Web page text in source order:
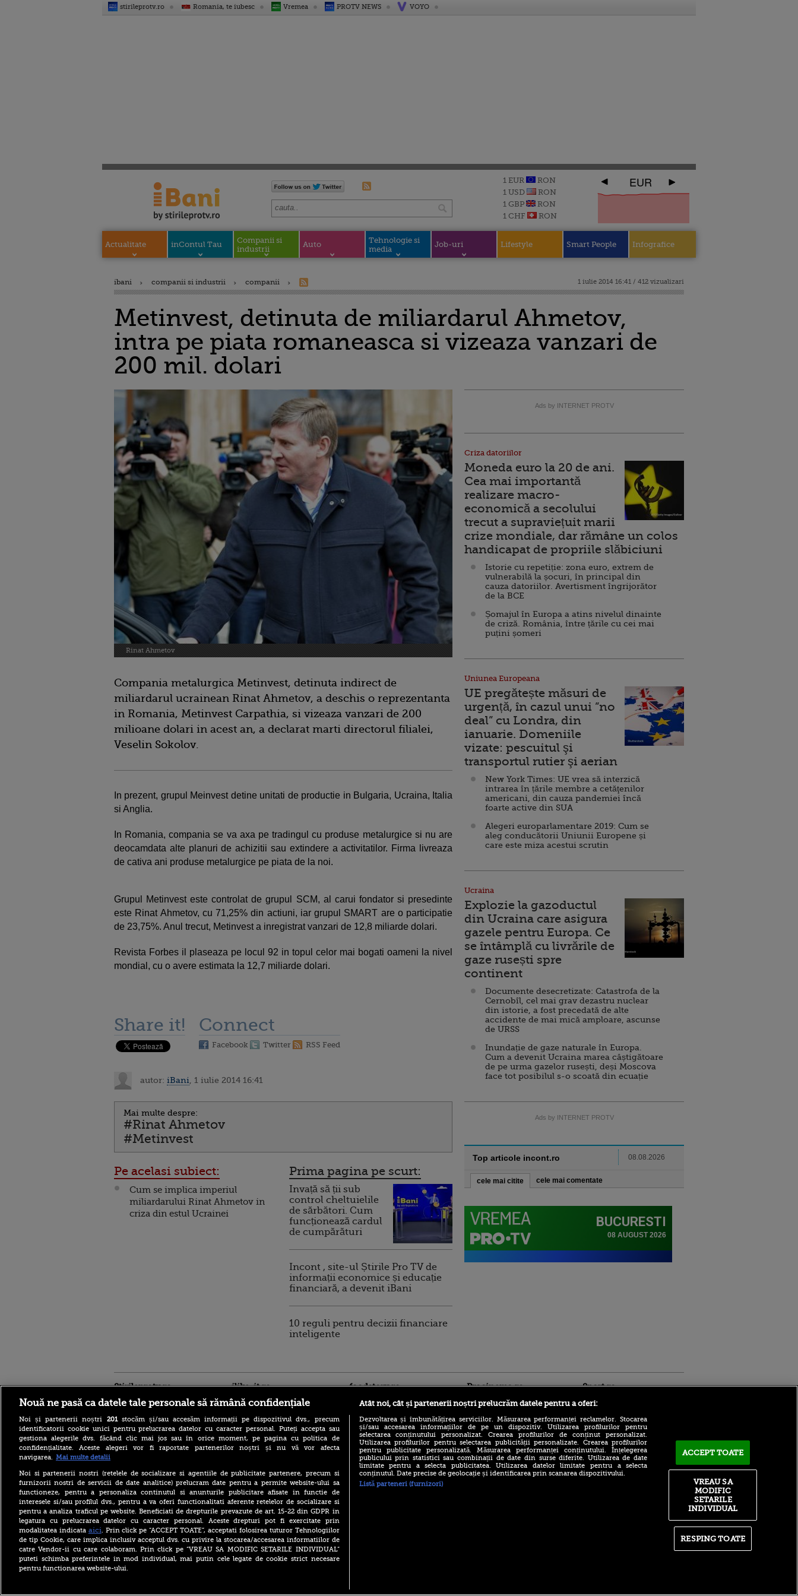
stirileprotv.ro Romania, te iubesc Vremea PROTV NEWS VOYO
1 EUR
RON
1 USD
RON
1 GBP
RON
1 CHF
RON
EUR
Actualitate inContul Tau
Companii si
industrii
Auto
Tehnologie si
media
Job-uri Lifestyle Smart People Infografice
ibani companii si industrii companii 1 iulie 2014 16:41 / 412 vizualizari
Metinvest, detinuta de miliardarul Ahmetov,
intra pe piata romaneasca si vizeaza vanzari de
200 mil. dolari
Rinat Ahmetov
Compania metalurgica Metinvest, detinuta indirect de
miliardarul ucrainean Rinat Ahmetov, a deschis o reprezentanta
in Romania, Metinvest Carpathia, si vizeaza vanzari de 200
milioane dolari in acest an, a declarat marti directorul filialei,
Veselin Sokolov.
In prezent, grupul Meinvest detine unitati de productie in Bulgaria, Ucraina, Italia
si Anglia.
In Romania, compania se va axa pe tradingul cu produse metalurgice si nu are
deocamdata alte planuri de achizitii sau extindere a activitatilor. Firma livreaza
de cativa ani produse metalurgice pe piata de la noi.
Grupul Metinvest este controlat de grupul SCM, al carui fondator si presedinte
este Rinat Ahmetov, cu 71,25% din actiuni, iar grupul SMART are o participatie
de 23,75%. Anul trecut, Metinvest a inregistrat vanzari de 12,8 miliarde dolari.
Revista Forbes il plaseaza pe locul 92 in topul celor mai bogati oameni la nivel
mondial, cu o avere estimata la 12,7 miliarde dolari.
Share it! Connect
Facebook Twitter RSS Feed
autor: iBani , 1 iulie 2014 16:41
Mai multe despre:
#Rinat Ahmetov
#Metinvest
Pe acelasi subiect:
Cum se implica imperiul
miliardarului Rinat Ahmetov in
criza din estul Ucrainei
Prima pagina pe scurt:
Invață să ții sub
control cheltuielile
de sărbători. Cum
funcționează cardul
de cumpărături
Incont , site-ul Știrile Pro TV de
informații economice și educație
financiară, a devenit iBani
10 reguli pentru decizii financiare
inteligente
Ads by INTERNET PROTV
Criza datoriilor
Moneda euro la 20 de ani.
Cea mai importantă
realizare macro-
economică a secolului
trecut a supraviețuit marii
crize mondiale, dar rămâne un colos
handicapat de propriile slăbiciuni
Istorie cu repetiție: zona euro, extrem de
vulnerabilă la șocuri, în principal din
cauza datoriilor. Avertisment îngrijorător
de la BCE
Șomajul în Europa a atins nivelul dinainte
de criză. România, între țările cu cei mai
puțini șomeri
Uniunea Europeana
UE pregătește măsuri de
urgență, în cazul unui ”no
deal” cu Londra, din
ianuarie. Domeniile
vizate: pescuitul şi
transportul rutier şi aerian
New York Times: UE vrea să interzică
intrarea în țările membre a cetăţenilor
americani, din cauza pandemiei încă
foarte active din SUA
Alegeri europarlamentare 2019: Cum se
aleg conducătorii Uniunii Europene și
care este miza acestui scrutin
Ucraina
Explozie la gazoductul
din Ucraina care asigura
gazele pentru Europa. Ce
se întâmplă cu livrările de
gaze rusești spre
continent
Documente desecretizate: Catastrofa de la
Cernobîl, cel mai grav dezastru nuclear
din istorie, a fost precedată de alte
accidente de mai mică amploare, ascunse
de URSS
Inundație de gaze naturale în Europa.
Cum a devenit Ucraina marea câștigătoare
de pe urma gazelor rusești, deși Moscova
face tot posibilul s-o scoată din ecuație
Ads by INTERNET PROTV
Top articole incont.ro 08.08.2026
cele mai citite cele mai comentate
Stirileprotv.ro
Dunărea rămâne la
august. În Ungaria, debitul a
crescut cu 6 centimetri în
ultimele 3 zile la Paks
Vremea azi, 8 august 2026.
România este împărțită între
caniculă și furtună
Andreea Esca, Pavel Bartoș,
Andi Moisescu și Cabral,
surpriza PRO TV pe scena
UNTOLD. „Ne vedem în
toamnă!”
ilike-it.ro foodstory.ro
(P) Descoperă Lumea
Evenimentelor din România
cu Transilvania Events!
Procinema.ro
Nikolaj Coster-Waldau din
Sport.ro
MERCATO ANGLIA 2026 |
Niță sunt invitații lui Andrei
Nouă ne pasă ca datele tale personale să rămână confidențiale
Noi și partenerii noștri 201stocăm și/sau accesăm informații pe dispozitivul dvs., precum
identificatorii cookie unici pentru prelucrarea datelor cu caracter personal. Puteți accepta sau
gestiona alegerile dvs. făcând clic mai jos sau în orice moment, pe pagina cu politica de
confidențialitate. Aceste alegeri vor fi raportate partenerilor noștri și nu vă vor afecta
navigarea. Mai multe detalii
Noi si partenerii nostri (retelele de socializare si agentiile de publicitate partenere, precum si
furnizorii nostri de servicii de date analitice) prelucram date pentru a permite website-ului sa
functioneze, pentru a personaliza continutul si anunturile publicitare afisate in functie de
interesele si/sau profilul dvs., pentru a va oferi functionalitati aferente retelelor de socializare si
pentru a analiza traficul pe website. Beneficiati de drepturile prevazute de art. 15-22 din GDPR in
legatura cu prelucrarea datelor cu caracter personal. Aceste drepturi pot fi exercitate prin
modalitatea indicata aici. Prin click pe “ACCEPT TOATE”, acceptati folosirea tuturor Tehnologiilor
de tip Cookie, care implica inclusiv acceptul dvs. cu privire la stocarea/accesarea informatiilor de
catre Vendor-ii cu care colaboram. Prin click pe “VREAU SA MODIFIC SETARILE INDIVIDUAL”
puteti schimba preferintele in mod individual, mai putin cele legate de cookie strict necesare
pentru functionarea website-ului.
Atât noi, cât și partenerii noștri prelucrăm datele pentru a oferi:
Dezvoltarea și îmbunătățirea serviciilor. Măsurarea performanței reclamelor. Stocarea
și/sau accesarea informațiilor de pe un dispozitiv. Utilizarea profilurilor pentru
selectarea conținutului personalizat. Crearea profilurilor de conținut personalizat.
Utilizarea profilurilor pentru selectarea publicității personalizate. Crearea profilurilor
pentru publicitate personalizată. Măsurarea performanței conținutului. Înțelegerea
publicului prin statistici sau combinații de date din surse diferite. Utilizarea de date
limitate pentru a selecta publicitatea. Utilizarea datelor limitate pentru a selecta
conținutul. Date precise de geolocație și identificarea prin scanarea dispozitivului.
Listă parteneri (furnizori)
ACCEPT TOATE
RESPING TOATE
VREAU SA
MODIFIC
SETARILE
INDIVIDUAL